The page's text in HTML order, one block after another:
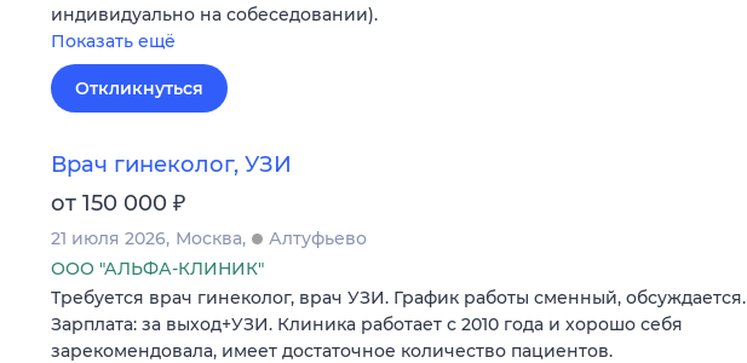
индивидуально на собеседовании).
Показать ещё
Откликнуться
Врач гинеколог, УЗИ
от 150 000 ₽
21 июля 2026 Москва
Алтуфьево
ООО "АЛЬФА-КЛИНИК"
Требуется врач гинеколог, врач УЗИ. График работы сменный, обсуждается.
Зарплата: за выход+УЗИ. Клиника работает с 2010 года и хорошо себя
зарекомендовала, имеет достаточное количество пациентов.